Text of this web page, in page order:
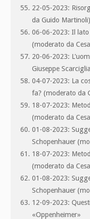
22-05-2023:
da Guido Martinoli)
06-06-2023: Il lato
(moderato da
20-06-2023:
Giuseppe
04-07-2023: La
fa? (moderato da
18-07-2023:
(moderato da
01-08-2023:
Schopenhauer
18-07-2023:
(moderato da
01-08-2023:
Schopenhauer
12-09-2023:
«Oppenheimer»